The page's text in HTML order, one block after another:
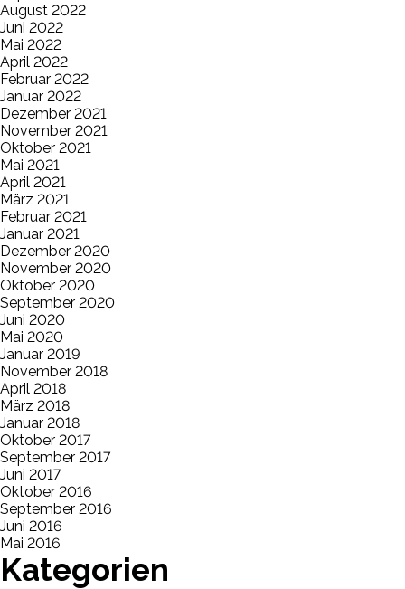
August 2022
Juni 2022
Mai 2022
April 2022
Februar 2022
Januar 2022
Dezember 2021
November 2021
Oktober 2021
Mai 2021
April 2021
März 2021
Februar 2021
Januar 2021
Dezember 2020
November 2020
Oktober 2020
September 2020
Juni 2020
Mai 2020
Januar 2019
November 2018
April 2018
März 2018
Januar 2018
Oktober 2017
September 2017
Juni 2017
Oktober 2016
September 2016
Juni 2016
Mai 2016
Kategorien